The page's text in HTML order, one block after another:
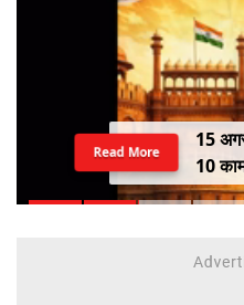
टिंडर
नोटों
सपना,
Read More